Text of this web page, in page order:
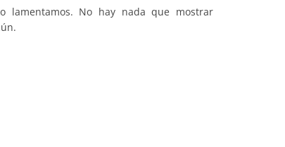
lamentamos. No hay nada que mostrar